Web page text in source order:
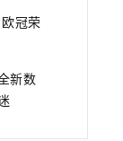
冠荣
新数